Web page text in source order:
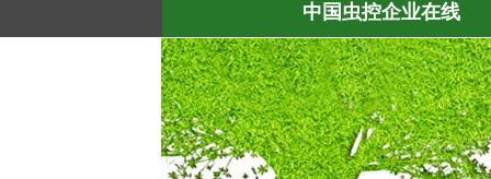
中国虫控企业在线